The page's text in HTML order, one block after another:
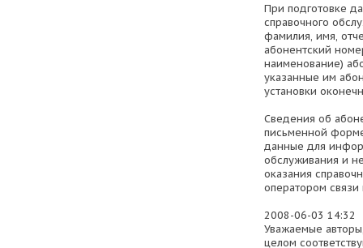
При подготовке
справочного
фамилия, имя,
абонентский
наименование)
указанные им
установки
Сведения об
письменной
данные для
обслуживания и
оказания
оператором
2008-06-03 14:32
Уважаемые
целом